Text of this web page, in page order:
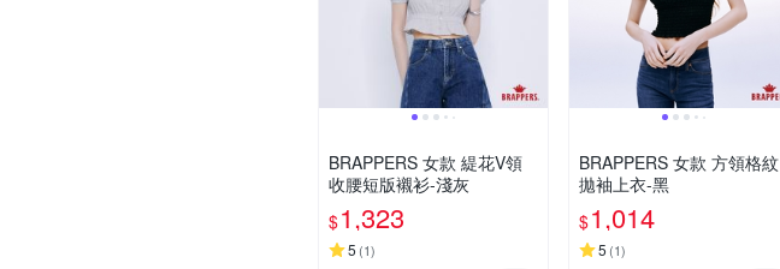
BRAPPERS 女款 緹花V領
收腰短版襯衫-淺灰
$1,323
5 (1)
BRAPPERS 女款 方領格紋
拋袖上衣-黑
$1,014
5 (1)